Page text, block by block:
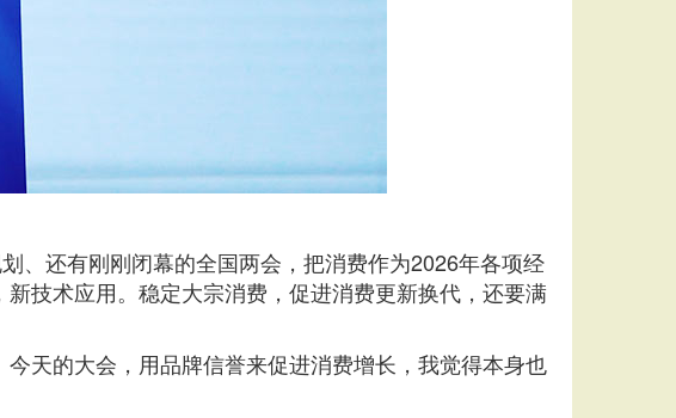
、还有刚刚闭幕的全国两会，把消费作为2026年各项经
技术应用。稳定大宗消费，促进消费更新换代，还要满
天的大会，用品牌信誉来促进消费增长，我觉得本身也